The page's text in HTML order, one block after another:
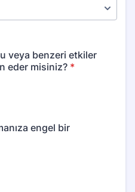
veya benzeri etkiler
eder misiniz? *
engel bir